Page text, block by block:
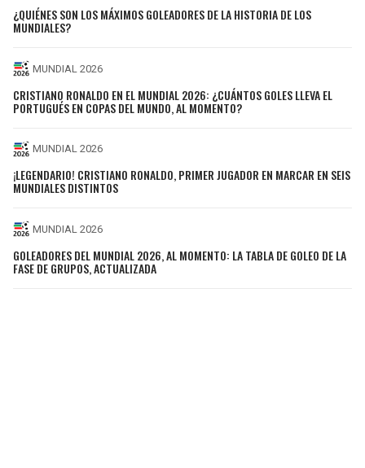
¿QUIÉNES SON LOS MÁXIMOS GOLEADORES DE LA HISTORIA DE LOS
MUNDIALES?
MUNDIAL 2026
CRISTIANO RONALDO EN EL MUNDIAL 2026: ¿CUÁNTOS GOLES LLEVA EL
PORTUGUÉS EN COPAS DEL MUNDO, AL MOMENTO?
MUNDIAL 2026
¡LEGENDARIO! CRISTIANO RONALDO, PRIMER JUGADOR EN MARCAR EN SEIS
MUNDIALES DISTINTOS
MUNDIAL 2026
GOLEADORES DEL MUNDIAL 2026, AL MOMENTO: LA TABLA DE GOLEO DE LA
FASE DE GRUPOS, ACTUALIZADA